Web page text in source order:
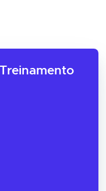
Treinamento